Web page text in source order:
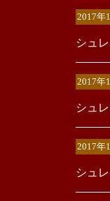
2017年
シュ
2017年
シュ
2017年
シュ